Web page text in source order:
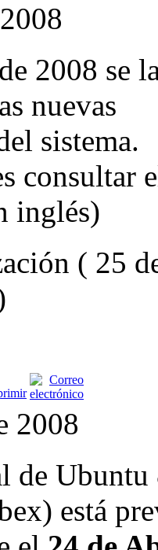
2008 se
nuevas
sistema.
consultar
inglés)
( 25
2008
de Ubuntu
está